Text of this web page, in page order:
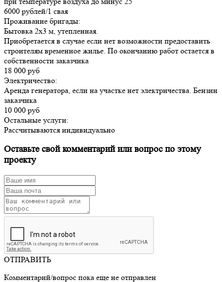
6000 рублей/1 свая
Проживание бригады:
Бытовка 2х3 м, утепленная.
Приобретается в случае если нет возможности предоставить
строителям временное жилье. По окончанию работ остается в
собственности заказчика
18 000 руб
Электричество:
Аренда генератора, если на участке нет электричества. Бензин
заказчика
10 000 руб
Остальные услуги:
Рассчитываются индивидуально
Оставьте свой комментарий или вопрос по этому
проекту
ОТПРАВИТЬ
Комментарий/вопрос пока еще не отправлен